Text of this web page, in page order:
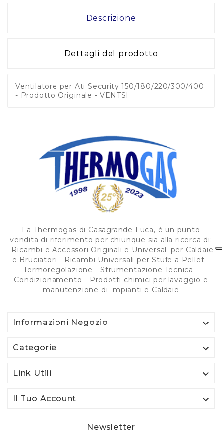
Descrizione
Dettagli del prodotto
Ventilatore per Ati Security 150/180/220/300/400
- Prodotto Originale - VENTSI
La Thermogas di Casagrande Luca, è un punto
vendita di riferimento per chiunque sia alla ricerca di:
-Ricambi e Accessori Originali e Universali per Caldaie
e Bruciatori - Ricambi Universali per Stufe a Pellet -
Termoregolazione - Strumentazione Tecnica -
Condizionamento - Prodotti chimici per lavaggio e
manutenzione di Impianti e Caldaie
Informazioni Negozio 
Categorie 
Link Utili 
Il Tuo Account 
Newsletter